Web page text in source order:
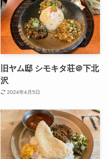
旧ヤム邸 シモキタ荘＠下北
沢
2024年4月5日